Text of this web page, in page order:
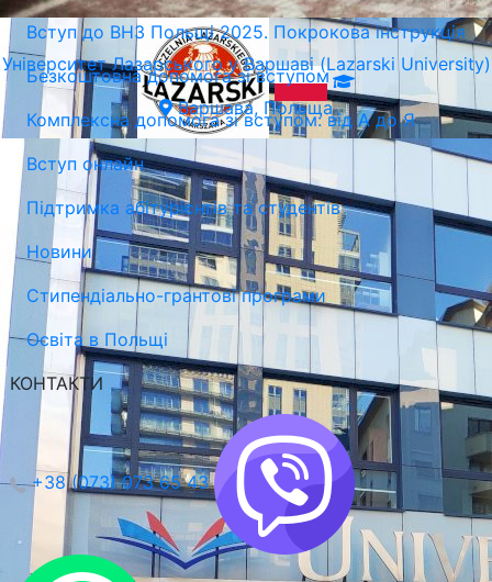
Університет Лазарського у Варшаві (Lazarski University)
Варшава, Польща
Вступ до ВНЗ Польщі 2025. Покрокова інструкція
Безкоштовна допомога зі вступом
Комплексна допомога зі вступом: від А до Я
Вступ онлайн
Підтримка абітурієнтів та студентів
Новини
Стипендіально-грантові програми
Освіта в Польщі
КОНТАКТИ
+38 (073) 073 65 43